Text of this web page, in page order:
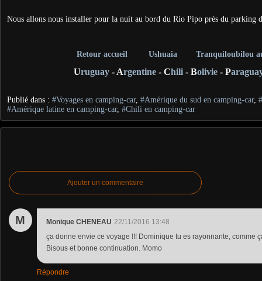
Nous allons nous installer pour la nuit au bord du Rio Pipo près du parking
Retour accueil Ushuaia Tranquiloubilou
Uruguay - Argentine - Chili - Bolivie - P
Publié dans : #Voyages en camping-car, #Amérique du sud en camping-car,
#Amérique latine en camping-car, #Chili en camping-car
Ajouter un commentaire
M Monique CHENEAU 22/11/2016 13:48
ça donne envie ce voyage !!! Dominique tu es rayonnante, comme
Bisous et bonne continuation. Momo
Répondre